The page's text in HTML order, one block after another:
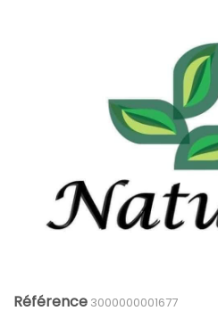
Référence 3000000001677